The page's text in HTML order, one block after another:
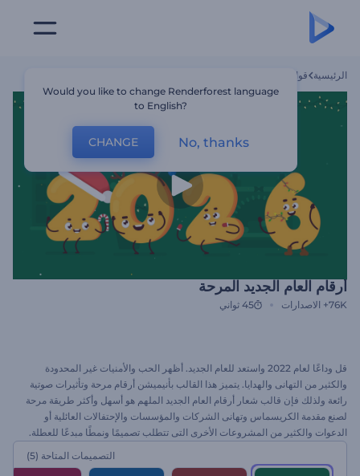
الرئيسية قوالب
أرقام العام الجديد المرحة
76K+ الاصدارات 45 ثواني
قل وداعًا لعام 2022 واستعد للعام الجديد. أظهر الحب والأمنيات غير المحدودة
والكثير من التهانى والهدايا. يتميز هذا القالب بأنيميشن أرقام مرحة وتأثيرات صوتية
رائعة ولذلك فإن قالب شعار أرقام العام الجديد الملهم هو أسهل وأكثر طريقة مرحة
لصنع مقدمة الكريسماس وتهانى الشركات والمؤسسات والإحتفالات العائلية أو
الدعوات والكثير من المشروعات الأخرى التى تتطلب تصميمًا ونمطًا مبدعًا للعطلة.
ستشعرون بالسعادة دائمًأ
التصميمات المتاحة (5)
Would you like to change Renderforest language
to English?
CHANGE No, thanks